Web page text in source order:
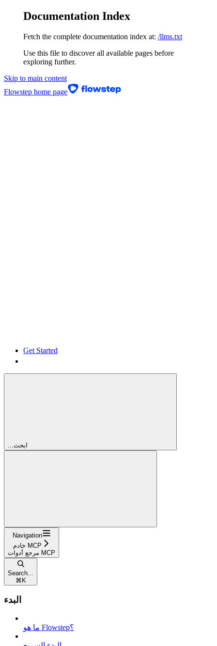
Documentation Index
Fetch the complete documentation index at: /llms.txt
Use this file to discover all available pages before
exploring further.
Skip to main content
Flowstep home page
Get Started
...ابحث
Navigation
خادم MCP
مرجع أدوات MCP
Search...
⌘ K
البدء
ما هو Flowstep؟